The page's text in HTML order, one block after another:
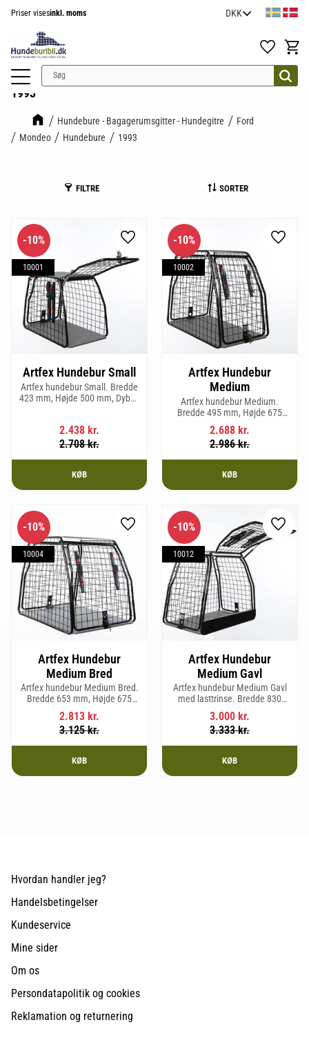
Priser visesinkl. moms
Favoritter
1993
Hundebure - Bagagerumsgitter - Hundegitre
Ford
Mondeo
Hundebure 1993
FILTRE SORTER
Artfex Hundebur Small
Artfex hundebur Small. Bredde
423 mm, Højde 500 mm, Dybde
2.438 kr.
2.708kr.
10%
10001
Gem som favorit
KØB
Artfex Hundebur
Medium
Artfex hundebur Medium.
Bredde 495 mm, Højde 675
mm, Dybde 830 mm og vægt 17
kg.
2.688 kr.
2.986kr.
10%
10002
Gem
KØB
Artfex Hundebur
Medium Bred
Artfex hundebur Medium Bred.
Bredde 653 mm, Højde 675
mm, Dybde 830 mm og vægt
19,7 kg.
2.813 kr.
3.125kr.
10%
10004
Gem som favorit
KØB
Artfex Hundebur
Medium Gavl
Artfex hundebur Medium Gavl
med lasttrinse. Bredde 830
mm, Højde 675 mm, Dybde 495
mm og vægt 20,1 kg.
3.000 kr.
3.333kr.
10%
10012
Gem
KØB
Hvordan handler jeg?
Handelsbetingelser
Kundeservice
Mine sider
Om os
Persondatapolitik og cookies
Reklamation og returnering